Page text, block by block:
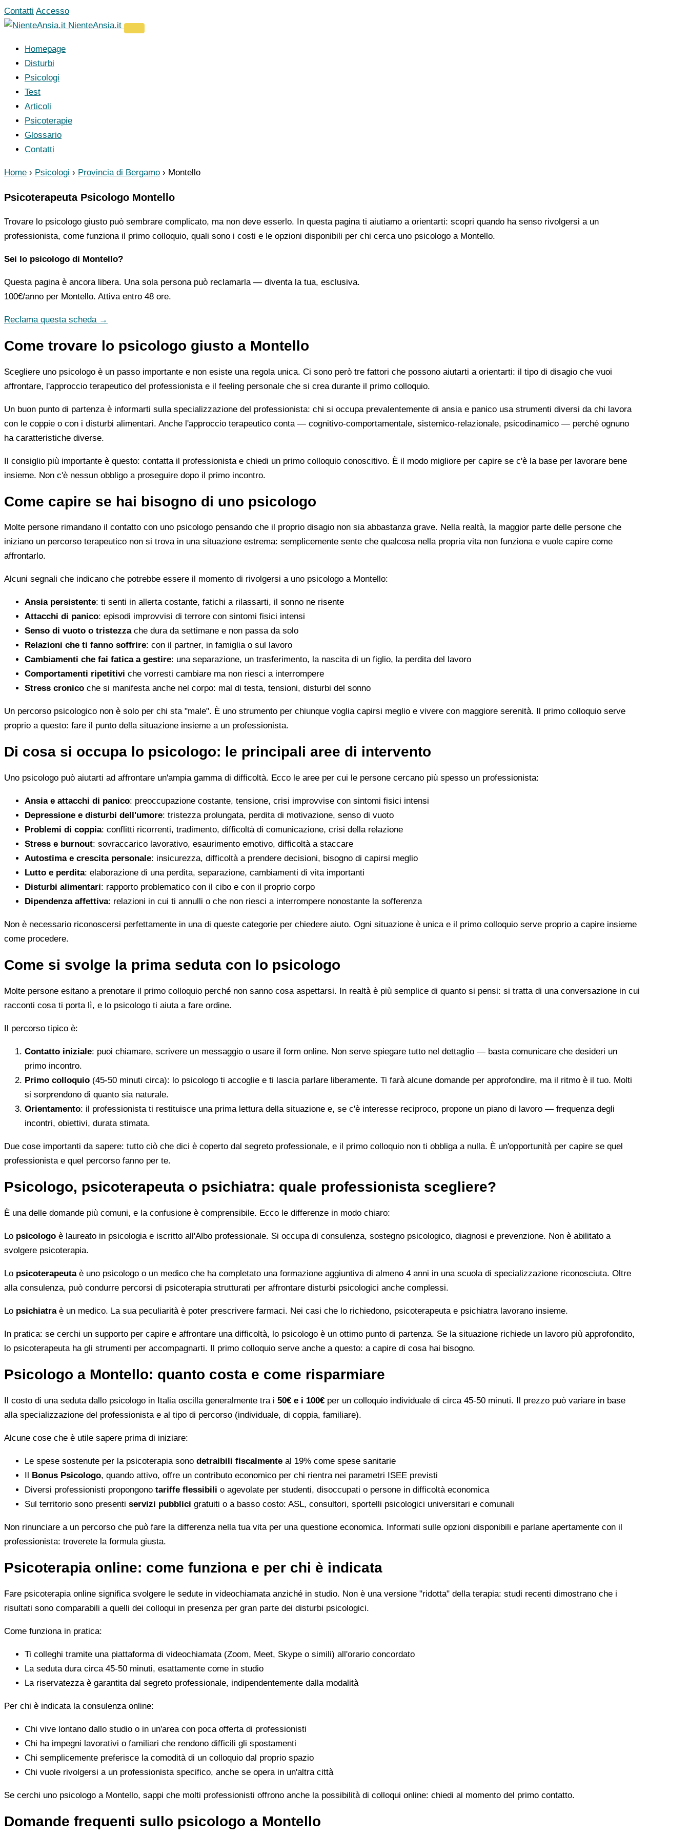
Vai
al
Contatti Accesso
NienteAnsia.it
Homepage
Disturbi
Psicologi
Test
Articoli
Psicoterapie
Glossario
Contatti
Home › Psicologi › Provincia di Bergamo › Montello
Psicoterapeuta Psicologo Montello
Trovare lo psicologo giusto può sembrare complicato, ma non deve esserlo. In questa pagina ti aiutiamo a orientarti: scopri quando ha senso rivolgersi a un
professionista, come funziona il primo colloquio, quali sono i costi e le opzioni disponibili per chi cerca uno psicologo a Montello.
Sei lo psicologo di Montello?
Questa pagina è ancora libera. Una sola persona può reclamarla — diventa la tua, esclusiva.
100€/anno per Montello. Attiva entro 48 ore.
Reclama questa scheda →
Come trovare lo psicologo giusto a Montello
Scegliere uno psicologo è un passo importante e non esiste una regola unica. Ci sono però tre fattori che possono aiutarti a orientarti: il tipo di disagio che vuoi
affrontare, l'approccio terapeutico del professionista e il feeling personale che si crea durante il primo colloquio.
Un buon punto di partenza è informarti sulla specializzazione del professionista: chi si occupa prevalentemente di ansia e panico usa strumenti diversi da chi lavora
con le coppie o con i disturbi alimentari. Anche l'approccio terapeutico conta — cognitivo-comportamentale, sistemico-relazionale, psicodinamico — perché ognuno
ha caratteristiche diverse.
Il consiglio più importante è questo: contatta il professionista e chiedi un primo colloquio conoscitivo. È il modo migliore per capire se c'è la base per lavorare bene
insieme. Non c'è nessun obbligo a proseguire dopo il primo incontro.
Come capire se hai bisogno di uno psicologo
Molte persone rimandano il contatto con uno psicologo pensando che il proprio disagio non sia abbastanza grave. Nella realtà, la maggior parte delle persone che
iniziano un percorso terapeutico non si trova in una situazione estrema: semplicemente sente che qualcosa nella propria vita non funziona e vuole capire come
affrontarlo.
Alcuni segnali che indicano che potrebbe essere il momento di rivolgersi a uno psicologo a Montello:
Ansia persistente: ti senti in allerta costante, fatichi a rilassarti, il sonno ne risente
Attacchi di panico: episodi improvvisi di terrore con sintomi fisici intensi
Senso di vuoto o tristezzache dura da settimane e non passa da solo
Relazioni che ti fanno soffrire: con il partner, in famiglia o sul lavoro
Cambiamenti che fai fatica a gestire: una separazione, un trasferimento, la nascita di un figlio, la perdita del lavoro
Comportamenti ripetitivi che vorresti cambiare ma non riesci a interrompere
Stress cronico che si manifesta anche nel corpo: mal di testa, tensioni, disturbi del sonno
Un percorso psicologico non è solo per chi sta "male". È uno strumento per chiunque voglia capirsi meglio e vivere con maggiore serenità. Il primo colloquio serve
proprio a questo: fare il punto della situazione insieme a un professionista.
Di cosa si occupa lo psicologo: le principali aree di intervento
Uno psicologo può aiutarti ad affrontare un'ampia gamma di difficoltà. Ecco le aree per cui le persone cercano più spesso un professionista:
Ansia e attacchi di panico: preoccupazione costante, tensione, crisi improvvise con sintomi fisici intensi
Depressione e disturbi dell'umore: tristezza prolungata, perdita di motivazione, senso di vuoto
Problemi di coppia: conflitti ricorrenti, tradimento, difficoltà di comunicazione, crisi della relazione
Stress e burnout: sovraccarico lavorativo, esaurimento emotivo, difficoltà a staccare
Autostima e crescita personale: insicurezza, difficoltà a prendere decisioni, bisogno di capirsi meglio
Lutto e perdita: elaborazione di una perdita, separazione, cambiamenti di vita importanti
Disturbi alimentari: rapporto problematico con il cibo e con il proprio corpo
Dipendenza affettiva: relazioni in cui ti annulli o che non riesci a interrompere nonostante la sofferenza
Non è necessario riconoscersi perfettamente in una di queste categorie per chiedere aiuto. Ogni situazione è unica e il primo colloquio serve proprio a capire insieme
come procedere.
Come si svolge la prima seduta con lo psicologo
Molte persone esitano a prenotare il primo colloquio perché non sanno cosa aspettarsi. In realtà è più semplice di quanto si pensi: si tratta di una conversazione in cui
racconti cosa ti porta lì, e lo psicologo ti aiuta a fare ordine.
Il percorso tipico è:
Contatto iniziale: puoi chiamare, scrivere un messaggio o usare il form online. Non serve spiegare tutto nel dettaglio — basta comunicare che desideri un
primo incontro.
Primo colloquio (45-50 minuti circa): lo psicologo ti accoglie e ti lascia parlare liberamente. Ti farà alcune domande per approfondire, ma il ritmo è il tuo. Molti
si sorprendono di quanto sia naturale.
Orientamento: il professionista ti restituisce una prima lettura della situazione e, se c'è interesse reciproco, propone un piano di lavoro — frequenza degli
incontri, obiettivi, durata stimata.
Due cose importanti da sapere: tutto ciò che dici è coperto dal segreto professionale, e il primo colloquio non ti obbliga a nulla. È un'opportunità per capire se quel
professionista e quel percorso fanno per te.
Psicologo, psicoterapeuta o psichiatra: quale professionista scegliere?
È una delle domande più comuni, e la confusione è comprensibile. Ecco le differenze in modo chiaro:
Lo psicologo è laureato in psicologia e iscritto all'Albo professionale. Si occupa di consulenza, sostegno psicologico, diagnosi e prevenzione. Non è abilitato a
svolgere psicoterapia.
Lo psicoterapeutaè uno psicologo o un medico che ha completato una formazione aggiuntiva di almeno 4 anni in una scuola di specializzazione riconosciuta. Oltre
alla consulenza, può condurre percorsi di psicoterapia strutturati per affrontare disturbi psicologici anche complessi.
Lo psichiatraè un medico. La sua peculiarità è poter prescrivere farmaci. Nei casi che lo richiedono, psicoterapeuta e psichiatra lavorano insieme.
In pratica: se cerchi un supporto per capire e affrontare una difficoltà, lo psicologo è un ottimo punto di partenza. Se la situazione richiede un lavoro più approfondito,
lo psicoterapeuta ha gli strumenti per accompagnarti. Il primo colloquio serve anche a questo: a capire di cosa hai bisogno.
Psicologo a Montello: quanto costa e come risparmiare
Il costo di una seduta dallo psicologo in Italia oscilla generalmente tra i 50€ e i 100€ per un colloquio individuale di circa 45-50 minuti. Il prezzo può variare in base
alla specializzazione del professionista e al tipo di percorso (individuale, di coppia, familiare).
Alcune cose che è utile sapere prima di iniziare:
Le spese sostenute per la psicoterapia sono detraibili fiscalmente al 19% come spese sanitarie
Il Bonus Psicologo, quando attivo, offre un contributo economico per chi rientra nei parametri ISEE previsti
Diversi professionisti propongono tariffe flessibili o agevolate per studenti, disoccupati o persone in difficoltà economica
Sul territorio sono presenti servizi pubblici gratuiti o a basso costo: ASL, consultori, sportelli psicologici universitari e comunali
Non rinunciare a un percorso che può fare la differenza nella tua vita per una questione economica. Informati sulle opzioni disponibili e parlane apertamente con il
professionista: troverete la formula giusta.
Psicoterapia online: come funziona e per chi è indicata
Fare psicoterapia online significa svolgere le sedute in videochiamata anziché in studio. Non è una versione "ridotta" della terapia: studi recenti dimostrano che i
risultati sono comparabili a quelli dei colloqui in presenza per gran parte dei disturbi psicologici.
Come funziona in pratica:
Ti colleghi tramite una piattaforma di videochiamata (Zoom, Meet, Skype o simili) all'orario concordato
La seduta dura circa 45-50 minuti, esattamente come in studio
La riservatezza è garantita dal segreto professionale, indipendentemente dalla modalità
Per chi è indicata la consulenza online:
Chi vive lontano dallo studio o in un'area con poca offerta di professionisti
Chi ha impegni lavorativi o familiari che rendono difficili gli spostamenti
Chi semplicemente preferisce la comodità di un colloquio dal proprio spazio
Chi vuole rivolgersi a un professionista specifico, anche se opera in un'altra città
Se cerchi uno psicologo a Montello, sappi che molti professionisti offrono anche la possibilità di colloqui online: chiedi al momento del primo contatto.
Domande frequenti sullo psicologo a Montello